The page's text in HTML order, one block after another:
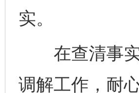
实。
在查清事实
调解工作，耐